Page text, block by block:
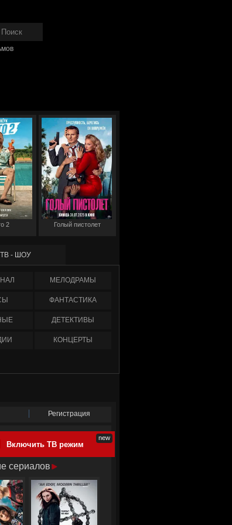
2 Голый пистолет
ТВ - ШОУ
МЕЛОДРАМЫ
ФАНТАСТИКА
ДЕТЕКТИВЫ
КОНЦЕРТЫ
Регистрация
Включить ТВ режим
сериалов